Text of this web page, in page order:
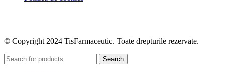
© Copyright 2024 TisFarmaceutic. Toate drepturile rezervate.
Search